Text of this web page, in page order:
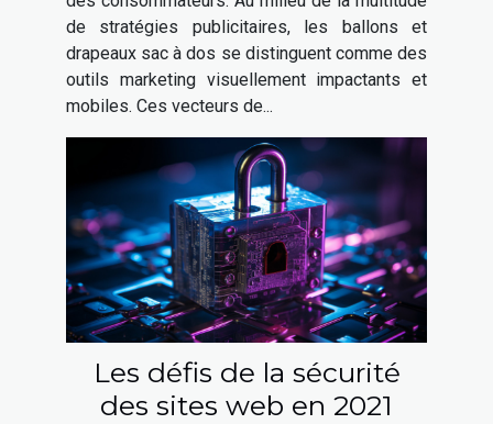
de stratégies publicitaires, les ballons et
drapeaux sac à dos se distinguent comme des
outils marketing visuellement impactants et
mobiles. Ces vecteurs de...
Les défis de la sécurité
des sites web en 2021